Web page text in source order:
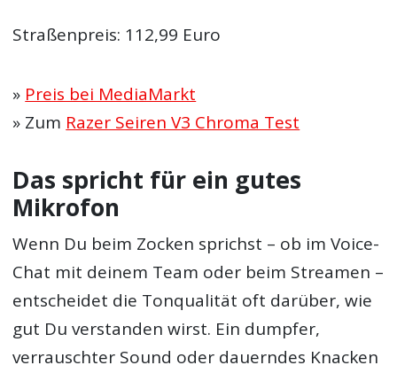
Straßenpreis: 112,99 Euro
» Preis bei MediaMarkt
» Zum Razer Seiren V3 Chroma Test
Das spricht für ein gutes
Mikrofon
Wenn Du beim Zocken sprichst – ob im Voice-
Chat mit deinem Team oder beim Streamen –
entscheidet die Tonqualität oft darüber, wie
gut Du verstanden wirst. Ein dumpfer,
verrauschter Sound oder dauerndes Knacken